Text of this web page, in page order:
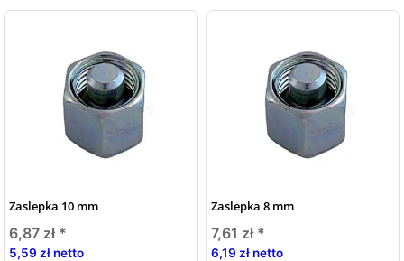
Zaslepka 10 mm
6,87 zł *
5,59 zł netto
Zaslepka 8 mm
7,61 zł *
6,19 zł netto